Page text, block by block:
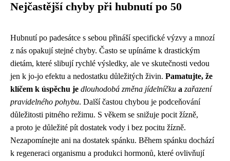
Nejčastější chyby při hubnutí po 50
Hubnutí po padesátce s sebou přináší specifické výzvy a mnozí
z nás opakují stejné chyby. Často se upínáme k drastickým
dietám, které slibují rychlé výsledky, ale ve skutečnosti vedou
jen k jo-jo efektu a nedostatku důležitých živin. Pamatujte, že
klíčem k úspěchu je dlouhodobá změna jídelníčku a zařazení
pravidelného pohybu. Další častou chybou je podceňování
důležitosti pitného režimu. S věkem se snižuje pocit žízně,
a proto je důležité pít dostatek vody i bez pocitu žízně.
Nezapomínejte ani na dostatek spánku. Během spánku dochází
k regeneraci organismu a produkci hormonů, které ovlivňují